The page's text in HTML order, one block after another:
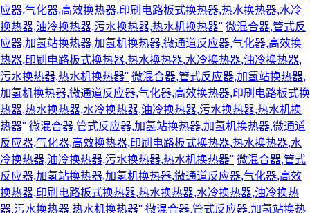
应器,气化器,高效换热器,印刷电路板式换热器,热水换热器,水冷
换热器,油冷换热器,污水换热器,热水机换热器" 微混合器,管式反
应器,加氢站换热器,加氢机换热器,微通道反应器,气化器,高效换
热器,印刷电路板式换热器,热水换热器,水冷换热器,油冷换热器,
污水换热器,热水机换热器" 微混合器,管式反应器,加氢站换热器,
加氢机换热器,微通道反应器,气化器,高效换热器,印刷电路板式换
热器,热水换热器,水冷换热器,油冷换热器,污水换热器,热水机换
热器" 微混合器,管式反应器,加氢站换热器,加氢机换热器,微通道
反应器,气化器,高效换热器,印刷电路板式换热器,热水换热器,水
冷换热器,油冷换热器,污水换热器,热水机换热器" 微混合器,管式
反应器,加氢站换热器,加氢机换热器,微通道反应器,气化器,高效
换热器,印刷电路板式换热器,热水换热器,水冷换热器,油冷换热
器,污水换热器,热水机换热器" 微混合器,管式反应器,加氢站换热